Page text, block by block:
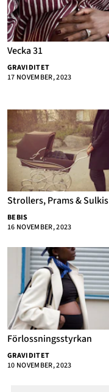
Vecka 31
GRAVIDITET
17 NOVEMBER, 2023
Strollers, Prams & Sulkis
BEBIS
16 NOVEMBER, 2023
Förlossningsstyrkan
GRAVIDITET
10 NOVEMBER, 2023